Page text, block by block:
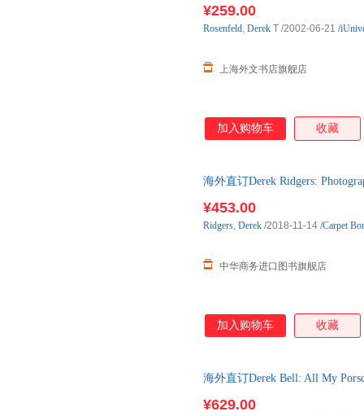
¥259.00
上海外文书店旗舰店
Rosenfeld, Derek T /2002-06-21 /
加入购物车 收藏
海外直订Derek Ridgers:
¥453.00
中华商务进口图书旗舰店
Ridgers, Derek /2018-11-14 /Carpet
加入购物车 收藏
海外直订Derek Bell: All My
¥629.00